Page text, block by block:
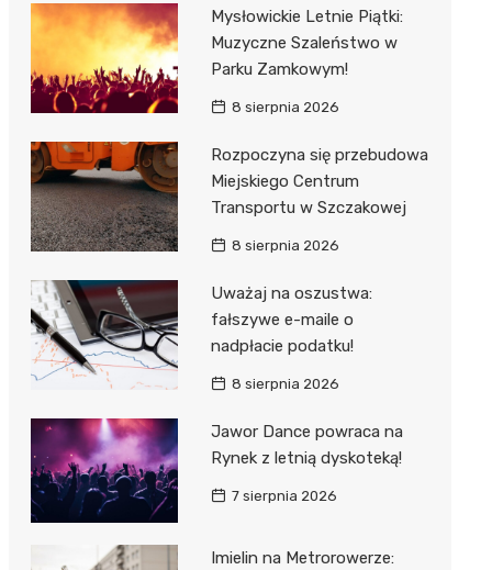
Mysłowickie Letnie Piątki:
Muzyczne Szaleństwo w
Parku Zamkowym!
8 sierpnia 2026
Rozpoczyna się przebudowa
Miejskiego Centrum
Transportu w Szczakowej
8 sierpnia 2026
Uważaj na oszustwa:
fałszywe e-maile o
nadpłacie podatku!
8 sierpnia 2026
Jawor Dance powraca na
Rynek z letnią dyskoteką!
7 sierpnia 2026
Imielin na Metrorowerze: